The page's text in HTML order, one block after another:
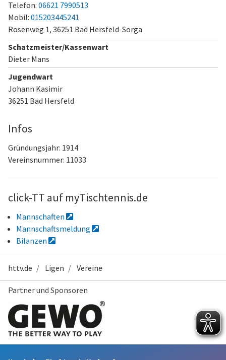
Telefon: 06621 7990513
Mobil: 015203445241
Rosenweg 1, 36251 Bad Hersfeld-Sorga
Schatzmeister/Kassenwart
Dieter Mans
Jugendwart
Johann Kasimir
36251 Bad Hersfeld
Infos
Gründungsjahr: 1914
Vereinsnummer: 11033
click-TT auf myTischtennis.de
Mannschaften
Mannschaftsmeldung
Bilanzen
httv.de Ligen Vereine
Partner und Sponsoren